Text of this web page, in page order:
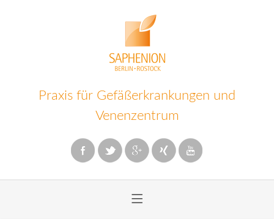
Praxis für Gefäßerkrankungen und
Venenzentrum
≡